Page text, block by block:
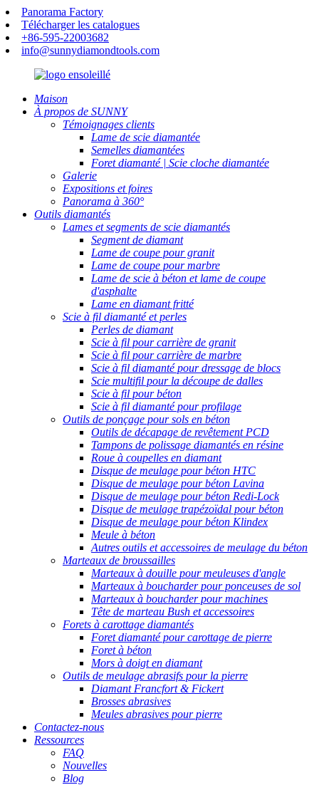
Panorama Factory
Télécharger les catalogues
+86-595-22003682
info@sunnydiamondtools.com
Maison
À propos de SUNNY
Témoignages clients
Lame de scie diamantée
Semelles diamantées
Foret diamanté | Scie cloche diamantée
Galerie
Expositions et foires
Panorama à 360°
Outils diamantés
Lames et segments de scie diamantés
Segment de diamant
Lame de coupe pour granit
Lame de coupe pour marbre
Lame de scie à béton et lame de coupe
d'asphalte
Lame en diamant fritté
Scie à fil diamanté et perles
Perles de diamant
Scie à fil pour carrière de granit
Scie à fil pour carrière de marbre
Scie à fil diamanté pour dressage de blocs
Scie multifil pour la découpe de dalles
Scie à fil pour béton
Scie à fil diamanté pour profilage
Outils de ponçage pour sols en béton
Outils de décapage de revêtement PCD
Tampons de polissage diamantés en résine
Roue à coupelles en diamant
Disque de meulage pour béton HTC
Disque de meulage pour béton Lavina
Disque de meulage pour béton Redi-Lock
Disque de meulage trapézoïdal pour béton
Disque de meulage pour béton Klindex
Meule à béton
Autres outils et accessoires de meulage du béton
Marteaux de broussailles
Marteaux à douille pour meuleuses d'angle
Marteaux à boucharder pour ponceuses de sol
Marteaux à boucharder pour machines
Tête de marteau Bush et accessoires
Forets à carottage diamantés
Foret diamanté pour carottage de pierre
Foret à béton
Mors à doigt en diamant
Outils de meulage abrasifs pour la pierre
Diamant Francfort & Fickert
Brosses abrasives
Meules abrasives pour pierre
Contactez-nous
Ressources
FAQ
Nouvelles
Blog